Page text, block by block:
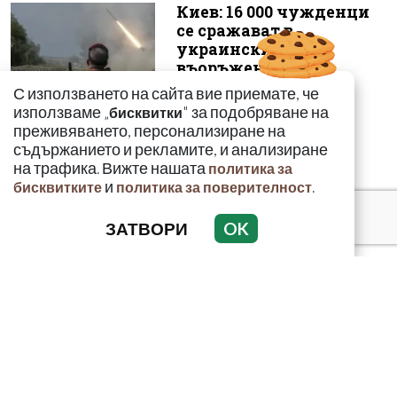
Киев: 16 000 чужденци
се сражават в
украинските
въоръжени сили
С използването на сайта вие приемате, че
използваме „бисквитки" за подобряване на
преживяването, персонализиране на
съдържанието и рекламите, и анализиране
на трафика. Вижте нашата политика за
бисквитките и политика за поверителност.
ЗАТВОРИ OK